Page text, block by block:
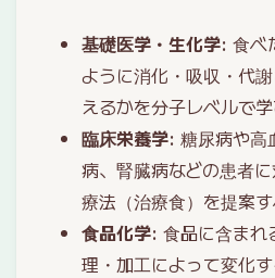
基礎医学・生化学: 食べ
ように消化・吸収・代
えるかを分子レベルで学
臨床栄養学: 糖尿病や高
病、腎臓病などの患者
療法（治療食）を提案
食品化学: 食品に含まれ
理・加工によって変化